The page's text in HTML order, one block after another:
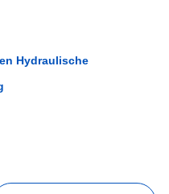
Hydraulische